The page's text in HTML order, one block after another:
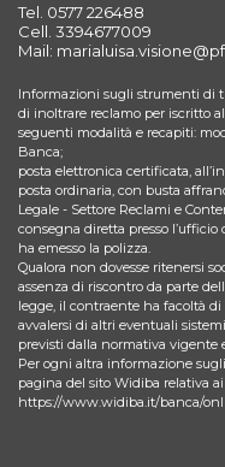
Tel. 0577 226488
Cell. 3394677009
Mail:
Informazioni sugli strumenti di
di inoltrare reclamo per iscritto
seguenti modalità e recapiti:
Banca;
posta elettronica certificata,
posta ordinaria, con busta
Legale - Settore Reclami e
consegna diretta presso
ha emesso la polizza.
Qualora non dovesse ritenersi
assenza di riscontro da parte
legge, il contraente ha facoltà di
avvalersi di altri eventuali
previsti dalla normativa vigente
Per ogni altra informazione
pagina del sito Widiba relativa
https://www.widiba.it/banca/